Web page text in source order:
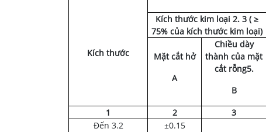
Kích thước
Kích thước kim loại 2. 3 ( ≥
75% của kích thước kim loại)
Mặt cắt hở
A
Chiều dày
thành của mặt
cắt rỗng5.
B
1 2 3
Đến 3.2
±0.15